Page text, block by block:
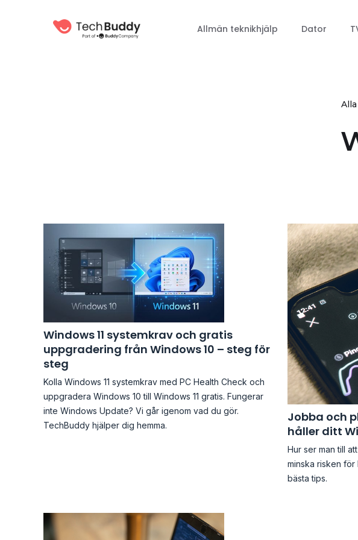
Allmän teknikhjälp Dator
Windows 11 systemkrav och gratis
uppgradering från Windows 10 – steg för
steg
Kolla Windows 11 systemkrav med PC Health Check och
uppgradera Windows 10 till Windows 11 gratis. Fungerar
inte Windows Update? Vi går igenom vad du gör.
TechBuddy hjälper dig hemma.
Jobba och
håller ditt
Hur ser man till
minska risken
bästa tips.